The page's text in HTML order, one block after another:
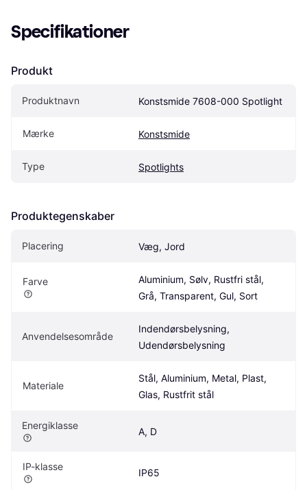
Specifikationer
Produkt
Produktnavn Konstsmide 7608-000 Spotlight
Mærke Konstsmide
Type Spotlights
Produktegenskaber
Placering Væg, Jord
Farve
Aluminium, Sølv, Rustfri stål,
Grå, Transparent, Gul, Sort
Anvendelsesområde
Indendørsbelysning,
Udendørsbelysning
Materiale
Stål, Aluminium, Metal, Plast,
Glas, Rustfrit stål
Energiklasse
A, D
IP-klasse
IP65